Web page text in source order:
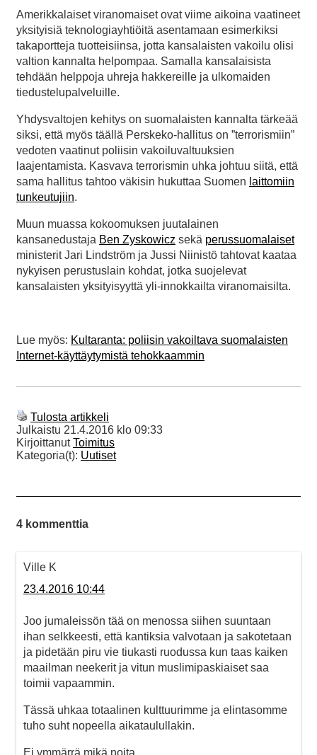
Amerikkalaiset viranomaiset ovat viime aikoina vaatineet
yksityisiä teknologiayhtiöitä asentamaan esimerkiksi
takaportteja tuotteisiinsa, jotta kansalaisten vakoilu olisi
valtion kannalta helpompaa. Samalla kansalaisista
tehdään helppoja uhreja hakkereille ja ulkomaiden
tiedustelupalveluille.
Yhdysvaltojen kehitys on suomalaisten kannalta tärkeää
siksi, että myös täällä Perskeko-hallitus on ”terrorismiin”
vedoten vaatinut poliisin vakoiluvaltuuksien
laajentamista. Kasvava terrorismin uhka johtuu siitä, että
sama hallitus tahtoo väkisin hukuttaa Suomen laittomiin
tunkeutujiin.
Muun muassa kokoomuksen juutalainen
kansanedustaja Ben Zyskowicz sekä perussuomalaiset
ministerit Jari Lindström ja Jussi Niinistö tahtovat kaataa
nykyisen perustuslain kohdat, jotka suojelevat
kansalaisten yksityisyyttä yli-innokkailta viranomaisilta.
Lue myös: Kultaranta: poliisin vakoiltava suomalaisten
Internet-käyttäytymistä tehokkaammin
Tulosta artikkeli
Julkaistu 21.4.2016 klo 09:33
KirjoittanutToimitus
Kategoria(t): Uutiset
4 kommenttia
Ville K
23.4.2016 10:44
Joo jumaleissön tää on menossa siihen suuntaan
ihan selkkeesti, että kantiksia valvotaan ja sakotetaan
ja pidetään piru vie tiukasti ruodussa kun taas kaiken
maailman neekerit ja vitun muslimipaskiaiset saa
toimii vapaammin.
Tässä uhkaa totaalinen kulttuurimme ja elintasomme
tuho suht nopeella aikataulullakin.
Ei ymmärrä mikä noita